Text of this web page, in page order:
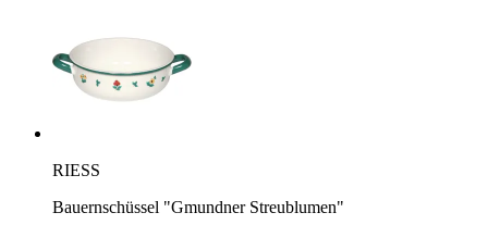
RIESS
Bauernschüssel "Gmundner Streublumen"